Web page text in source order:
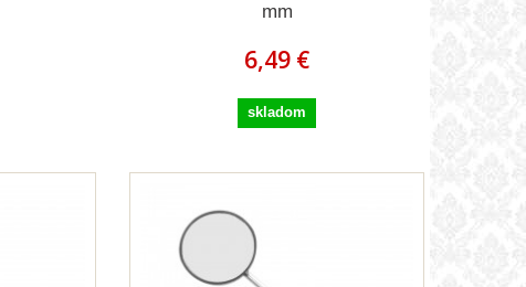
mm
6,49 €
skladom